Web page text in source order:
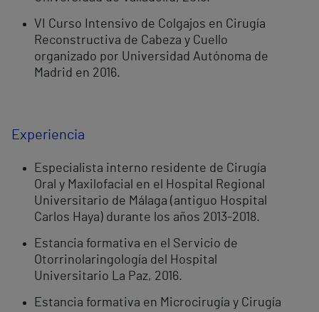
VI Curso Intensivo de Colgajos en Cirugía
Reconstructiva de Cabeza y Cuello
organizado por Universidad Autónoma de
Madrid en 2016.
Experiencia
Especialista interno residente de Cirugía
Oral y Maxilofacial en el Hospital Regional
Universitario de Málaga (antiguo Hospital
Carlos Haya) durante los años 2013-2018.
Estancia formativa en el Servicio de
Otorrinolaringología del Hospital
Universitario La Paz, 2016.
Estancia formativa en Microcirugía y Cirugía